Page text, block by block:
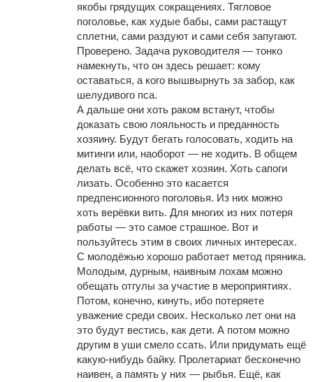
якобы грядущих сокращениях. Тягловое
поголовье, как худые бабы, сами растащут
сплетни, сами раздуют и сами себя запугают.
Проверено. Задача руководителя — тонко
намекнуть, что он здесь решает: кому
оставаться, а кого вышвырнуть за забор, как
шелудивого пса.
А дальше они хоть раком встанут, чтобы
доказать свою лояльность и преданность
хозяину. Будут бегать голосовать, ходить на
митинги или, наоборот — не ходить. В общем
делать всё, что скажет хозяин. Хоть сапоги
лизать. Особенно это касается
предпенсионного поголовья. Из них можно
хоть верёвки вить. Для многих из них потеря
работы — это самое страшное. Вот и
пользуйтесь этим в своих личных интересах.
С молодёжью хорошо работает метод пряника.
Молодым, дурным, наивным лохам можно
обещать отгулы за участие в мероприятиях.
Потом, конечно, кинуть, ибо потеряете
уважение среди своих. Несколько лет они на
это будут вестись, как дети. А потом можно
другим в уши смело ccaть. Или придумать ещё
какую-нибудь байку. Пролетариат бесконечно
наивен, а память у них — рыбья. Ещё, как